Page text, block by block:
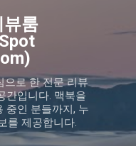
뛰기
뷰룸
으로 한 전문 리뷰
간입니다. 맥북을
중인 분들까지, 누
를 제공합니다.